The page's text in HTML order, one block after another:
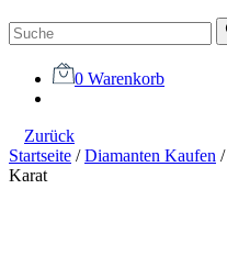
0 Warenkorb
Zurück
Startseite /Diamanten Kaufen /
Karat